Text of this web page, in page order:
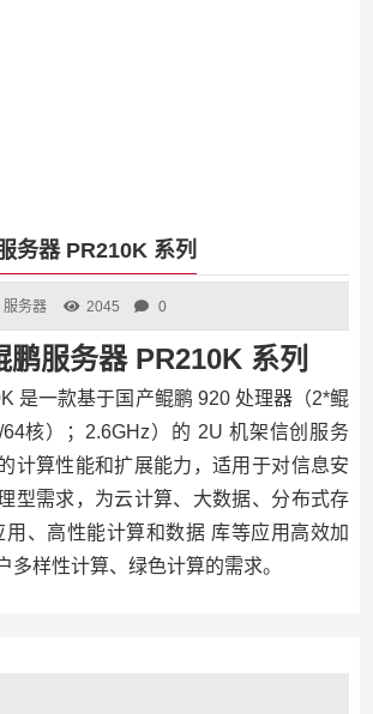
务器 PR210K 系列
服务器 2045 0
鹏服务器 PR210K 系列
是一款基于国产鲲鹏 920 处理器（2*鲲
64核）；2.6GHz）的 2U 机架信创服务
计算性能和扩展能力，适用于对信息安
型需求，为云计算、大数据、分布式存
用、高性能计算和数据 库等应用高效加
多样性计算、绿色计算的需求。